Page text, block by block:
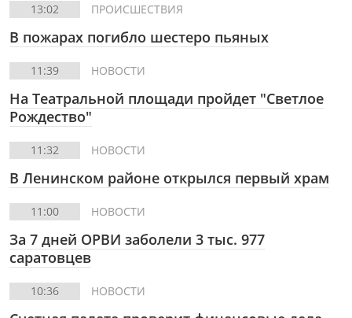
13:02 ПРОИСШЕСТВИЯ
В пожарах погибло шестеро пьяных
11:39 НОВОСТИ
На Театральной площади пройдет "Светлое
Рождество"
11:32 НОВОСТИ
В Ленинском районе открылся первый храм
11:00 НОВОСТИ
За 7 дней ОРВИ заболели 3 тыс. 977
саратовцев
10:36 НОВОСТИ